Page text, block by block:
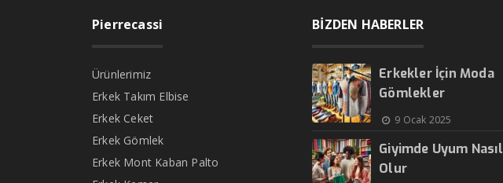
Pierrecassi
Ürünlerimiz
Erkek Takım Elbise
Erkek Ceket
Erkek Gömlek
Erkek Mont Kaban Palto
BİZDEN HABERLER
Erkekler İçin Moda
Gömlekler
9 Ocak 2025
Giyimde Uyum Nasıl
Olur